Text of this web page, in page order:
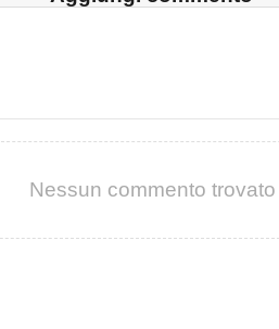
Nessun commento trovato